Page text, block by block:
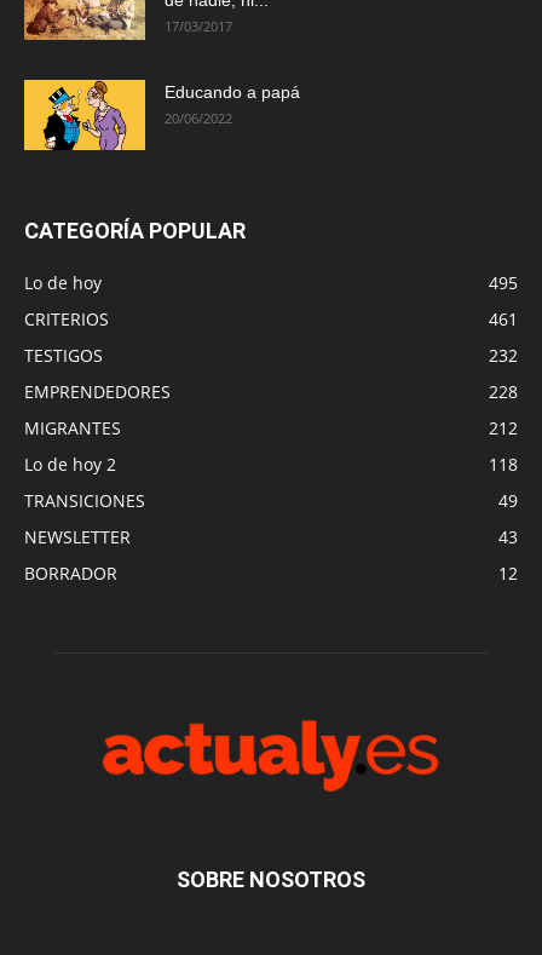
17/03/2017
Educando a papá
20/06/2022
CATEGORÍA POPULAR
Lo de hoy
495
CRITERIOS
461
TESTIGOS
232
EMPRENDEDORES
228
MIGRANTES
212
Lo de hoy 2
118
TRANSICIONES
49
NEWSLETTER
43
BORRADOR
12
SOBRE NOSOTROS